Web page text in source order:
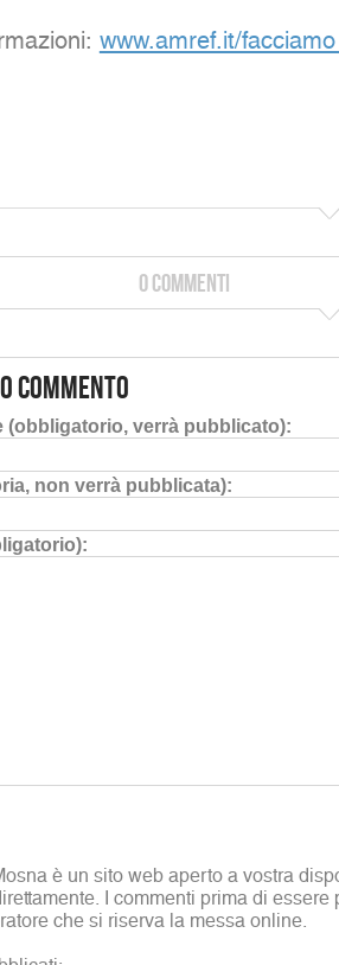
www.amref.it/
0 Commenti
commento
(obbligatorio, verrà pubblicato):
non verrà pubblicata):
è un sito web aperto a vostra
I commenti prima di essere
che si riserva la messa online.